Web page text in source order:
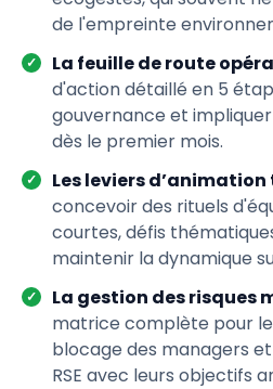
de l'empreinte
La feuille de route
d'action détaillé en 5
gouvernance et
dès le premier mois.
Les leviers
concevoir des rituels
courtes, défis
maintenir la dynamique
La gestion des risques
matrice complète pour
blocage des managers
RSE avec leurs objectifs